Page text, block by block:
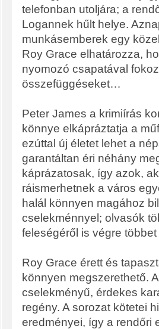
telefonban utoljára; a
Logannek hűlt helye.
munkásemberek egy
Roy Grace elhatározza,
nyomozó csapatával
összefüggéseket…
Peter James a krimiírás
könnye elkápráztatja a
ezúttal új életet lehet a
garantáltan éri néhány
káprázatosak, így azok,
ráismerhetnek a város
halál könnyen magához
cselekménnyel; olvasók
feleségéről is végre
Roy Grace érett és
könnyen megszerethető.
cselekményű, érdekes
regény. A sorozat kötetei
eredményei, így a rendőri